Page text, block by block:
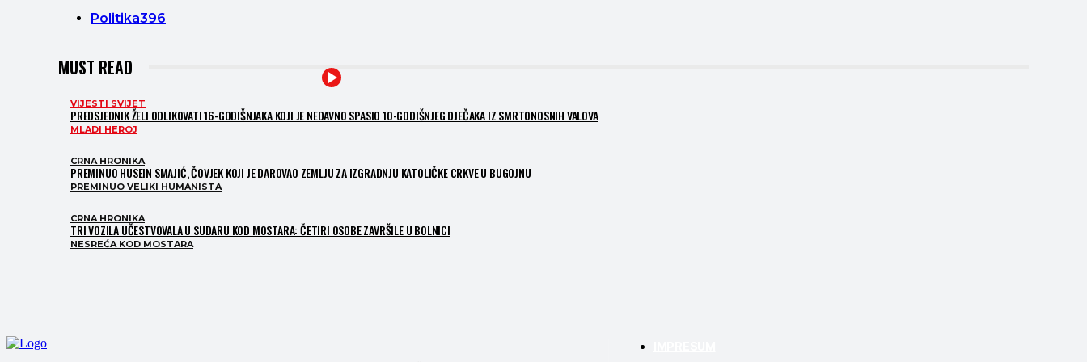
Politika396
MUST READ
VIJESTI SVIJET
PREDSJEDNIK ŽELI ODLIKOVATI 16-GODIŠNJAKA KOJI JE NEDAVNO SPASIO 10-GODIŠNJEG DJEČAKA IZ SMRTONOSNIH VALOVA
MLADI HEROJ
CRNA HRONIKA
PREMINUO HUSEIN SMAJIĆ, ČOVJEK KOJI JE DAROVAO ZEMLJU ZA IZGRADNJU KATOLIČKE CRKVE U BUGOJNU
PREMINUO VELIKI HUMANISTA
CRNA HRONIKA
TRI VOZILA UČESTVOVALA U SUDARU KOD MOSTARA: ČETIRI OSOBE ZAVRŠILE U BOLNICI
NESREĆA KOD MOSTARA